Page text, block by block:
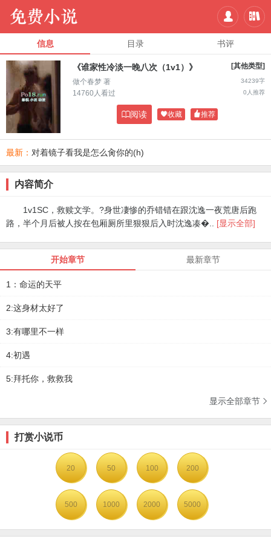
 
信息 目录 书评
[其他类型]
《谁家性冷淡一晚八次（1v1）》
34239字
做个春梦 著
0人推荐
14760人看过
阅读 收藏 推荐
最新： 对着镜子看我是怎么肏你的(h)
内容简介
1v1SC，救赎文学。?身世凄惨的乔错错在跟沈逸一夜荒唐后跑
路，半个月后被人按在包厢厕所里狠狠后入时沈逸凑�.. [显示全部]
开始章节 最新章节
1：命运的天平
2:这身材太好了
3:有哪里不一样
4:初遇
5:拜托你，救救我
显示全部章节
打赏小说币
20 50 100 200
500 1000 2000 5000